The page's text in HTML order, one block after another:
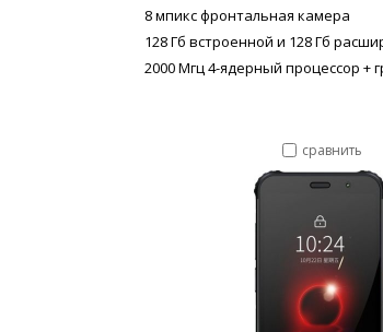
8 мпикс фронтальная камера
128 Гб встроенной и 128 Гб
2000 Мгц 4-ядерный процессор +
сравнить